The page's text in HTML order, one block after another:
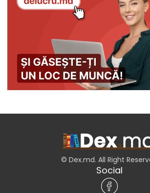
© Dex.md. All Right
Social